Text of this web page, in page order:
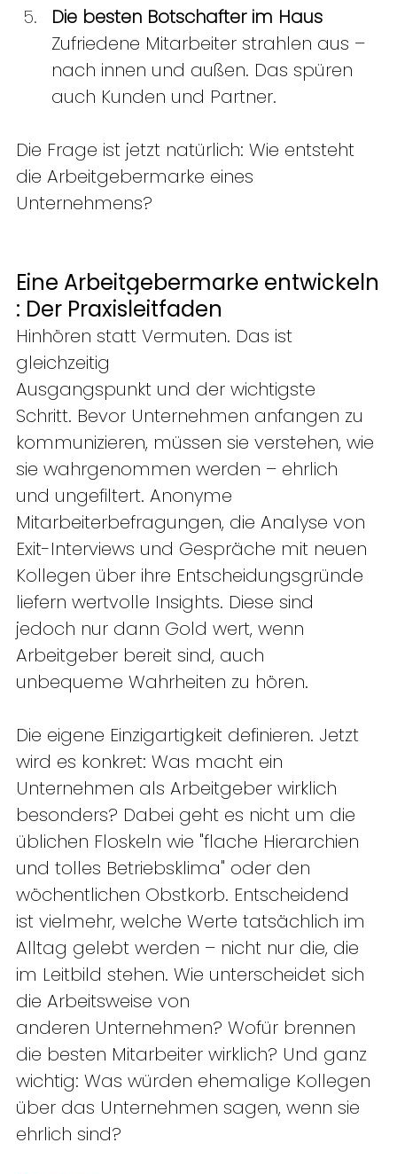
Die besten Botschafter im Haus
Zufriedene Mitarbeiter strahlen aus –
nach innen und außen. Das spüren
auch Kunden und Partner.
Die Frage ist jetzt natürlich: Wie entsteht
die Arbeitgebermarke eines
Unternehmens?
Eine Arbeitgebermarke entwickeln
: Der Praxisleitfaden
Hinhören statt Vermuten. Das ist
gleichzeitig
Ausgangspunkt und der wichtigste
Schritt. Bevor Unternehmen anfangen zu
kommunizieren, müssen sie verstehen, wie
sie wahrgenommen werden – ehrlich
und ungefiltert. Anonyme
Mitarbeiterbefragungen, die Analyse von
Exit-Interviews und Gespräche mit neuen
Kollegen über ihre Entscheidungsgründe
liefern wertvolle Insights. Diese sind
jedoch nur dann Gold wert, wenn
Arbeitgeber bereit sind, auch
unbequeme Wahrheiten zu hören.
Die eigene Einzigartigkeit definieren. Jetzt
wird es konkret: Was macht ein
Unternehmen als Arbeitgeber wirklich
besonders? Dabei geht es nicht um die
üblichen Floskeln wie "flache Hierarchien
und tolles Betriebsklima" oder den
wöchentlichen Obstkorb. Entscheidend
ist vielmehr, welche Werte tatsächlich im
Alltag gelebt werden – nicht nur die, die
im Leitbild stehen. Wie unterscheidet sich
die Arbeitsweise von
anderen Unternehmen? Wofür brennen
die besten Mitarbeiter wirklich? Und ganz
wichtig: Was würden ehemalige Kollegen
über das Unternehmen sagen, wenn sie
ehrlich sind?